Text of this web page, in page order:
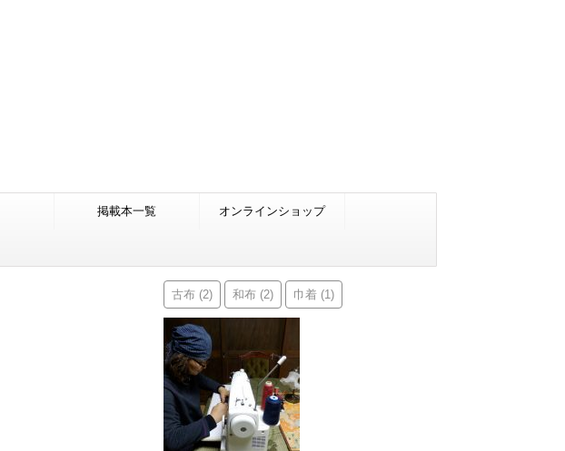
掲載本一覧 オンラインショップ
古布 (2) 和布 (2) 巾着 (1)